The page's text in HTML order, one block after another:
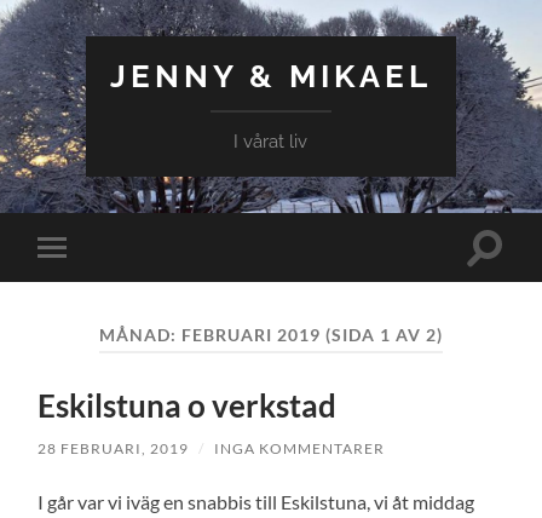
JENNY & MIKAEL
I vårat liv
Slå
på/av
Slå
MÅNAD: FEBRUARI 2019 (SIDA 1 AV 2)
Eskilstuna o verkstad
28 FEBRUARI, 2019 / INGA KOMMENTARER
I går var vi iväg en snabbis till Eskilstuna, vi åt middag